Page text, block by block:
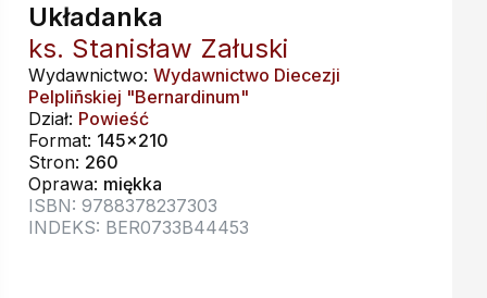
Układanka
ks. Stanisław Załuski
Wydawnictwo: Wydawnictwo Diecezji
Pelpliñskiej "Bernardinum"
Dział: Powieść
Format: 145x210
Stron: 260
Oprawa: miękka
ISBN: 9788378237303
INDEKS: BER0733B44453